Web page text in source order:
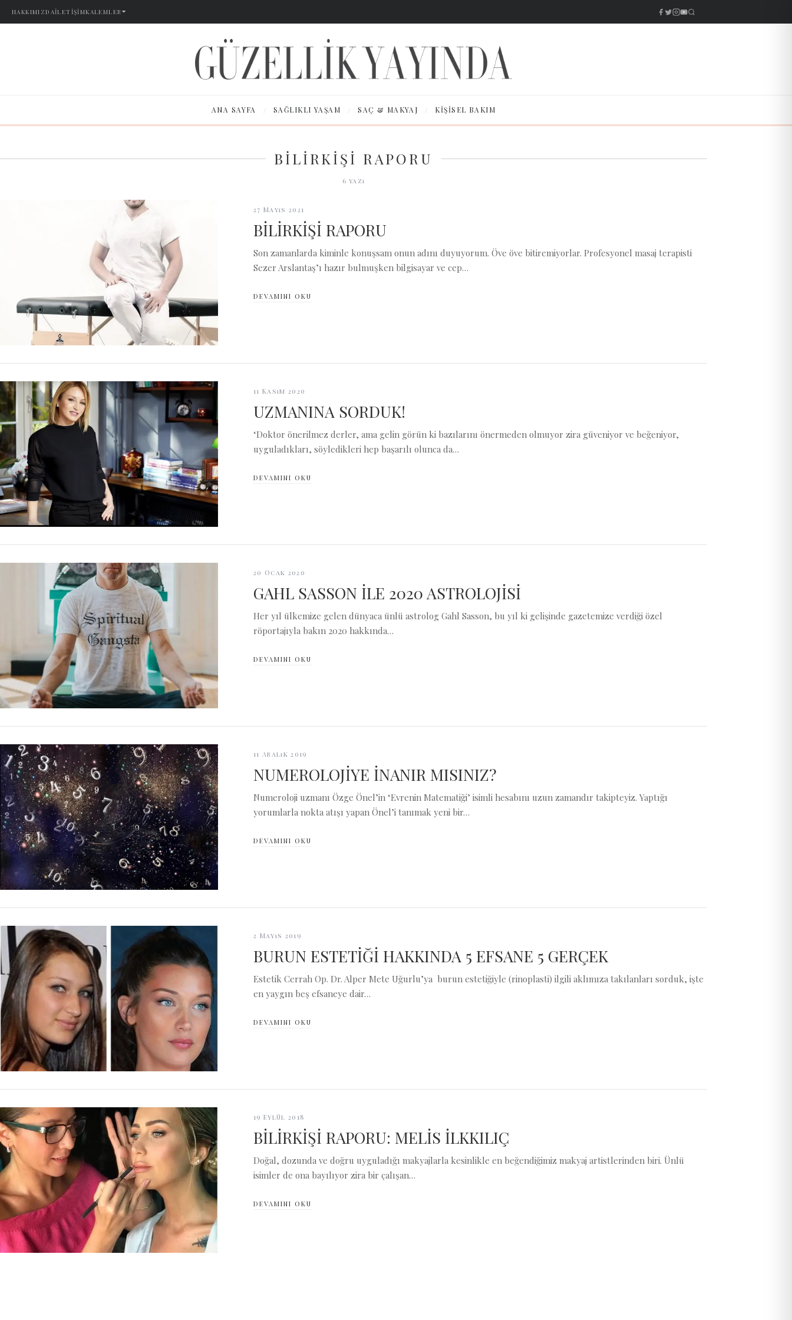
HAKKIMIZDAİLETIŞIMKALEMLER
ANA SAYFA / SAĞLIKLI YAŞAM / SAÇ & MAKYAJ / KIŞISEL BAKIM
BİLİRKİŞİ RAPORU
6 yazı
27 Mayıs 2021
BİLİRKİŞİ RAPORU
Son zamanlarda kiminle konuşsam onun adını duyuyorum. Öve öve bitiremiyorlar. Profesyonel masaj terapisti
Sezer Arslantaş’ı hazır bulmuşken bilgisayar ve cep…
DEVAMINI OKU
11 Kasım 2020
UZMANINA SORDUK!
‘Doktor önerilmez derler, ama gelin görün ki bazılarını önermeden olmuyor zira güveniyor ve beğeniyor,
uyguladıkları, söyledikleri hep başarılı olunca da…
DEVAMINI OKU
20 Ocak 2020
GAHL SASSON İLE 2020 ASTROLOJİSİ
Her yıl ülkemize gelen dünyaca ünlü astrolog Gahl Sasson, bu yıl ki gelişinde gazetemize verdiği özel
röportajıyla bakın 2020 hakkında…
DEVAMINI OKU
11 Aralık 2019
NUMEROLOJİYE İNANIR MISINIZ?
Numeroloji uzmanı Özge Önel’in ‘Evrenin Matematiği’ isimli hesabını uzun zamandır takipteyiz. Yaptığı
yorumlarla nokta atışı yapan Önel’i tanımak yeni bir…
DEVAMINI OKU
2 Mayıs 2019
BURUN ESTETİĞİ HAKKINDA 5 EFSANE 5 GERÇEK
Estetik Cerrah Op. Dr. Alper Mete Uğurlu’ya burun estetiğiyle (rinoplasti) ilgili aklımıza takılanları sorduk, işte
en yaygın beş efsaneye dair…
DEVAMINI OKU
19 Eylül 2018
BİLİRKİŞİ RAPORU: MELİS İLKKILIÇ
Doğal, dozunda ve doğru uyguladığı makyajlarla kesinlikle en beğendiğimiz makyaj artistlerinden biri. Ünlü
isimler de ona bayılıyor zira bir çalışan…
DEVAMINI OKU